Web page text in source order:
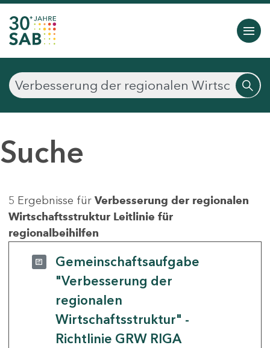
Suche
5 Ergebnisse für Verbesserung der regionalen
Wirtschaftsstruktur Leitlinie für
regionalbeihilfen
Gemeinschaftsaufgabe
"Verbesserung der
regionalen
Wirtschaftsstruktur" -
Richtlinie GRW RIGA